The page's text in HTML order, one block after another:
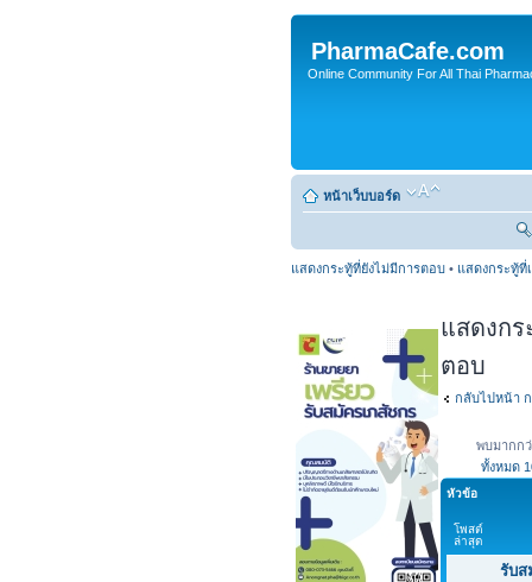
PharmaCafe.com
Online Community For All Thai
หน้าเว็บบอร์ด
แสดงกระทู้ที่ยังไม่มีการตอบ • แสดงกระทู้ที่
แสดงกร
ตอบ
กลับไปหน้า
พบมากก
ทั้งหมด
หัวข้อ
โพสต์
ล่าสุด
รับส